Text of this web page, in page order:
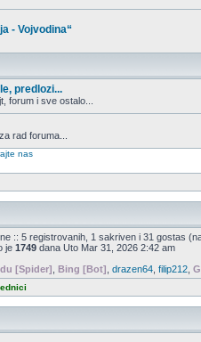
- Vojvodina“
predlozi...
forum i sve ostalo...
rad foruma...
nas
:: 5 registrovanih, 1 sakriven i 31 gostas
je 1749 dana Uto Mar 31, 2026 2:42 am
[Spider] Bing [Bot] drazen64 filip212